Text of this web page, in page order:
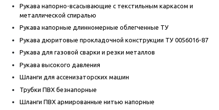
Рукава напорно-всасывающие с текстильным каркасом и
металлической спиралью
Рукава напорные длинномерные облегченные ТУ
Рукава дюритовые прокладочной конструкции ТУ 0056016-87
Рукава для газовой сварки и резки металлов
Рукава высокого давления
Шланги для ассенизаторских машин
Трубки ПВХ безнапорные
Шланги ПВХ армированные нитью напорные